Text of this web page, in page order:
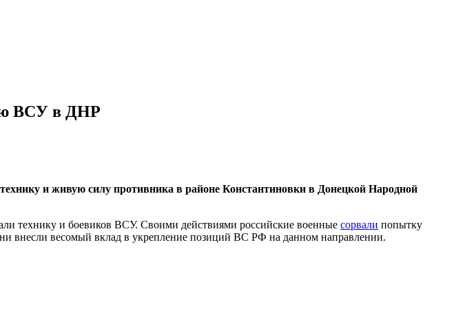
ВСУ в ДНР
и живую силу противника в районе Константиновки в Донецкой Народной
технику и боевиков ВСУ. Своими действиями российские военные сорвали попытку
внесли весомый вклад в укрепление позиций ВС РФ на данном направлении.